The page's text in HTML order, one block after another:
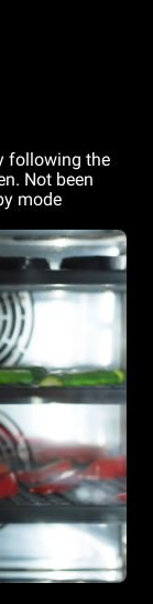
following the
Not been
mode